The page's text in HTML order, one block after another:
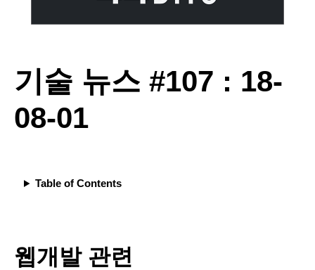
기술 뉴스 #107 : 18-
08-01
Table of Contents
웹개발 관련